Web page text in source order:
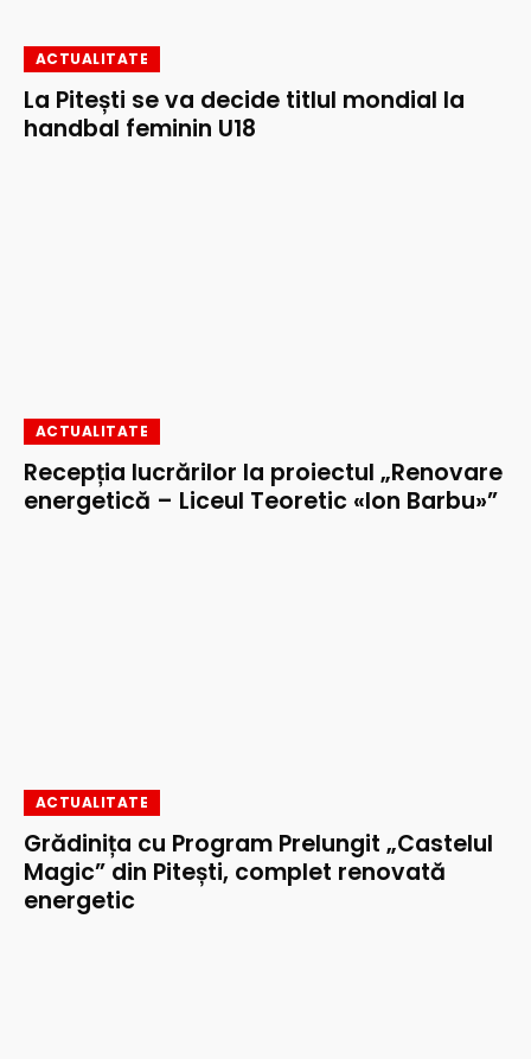
ACTUALITATE
La Pitești se va decide titlul mondial la
handbal feminin U18
ACTUALITATE
Recepția lucrărilor la proiectul „Renovare
energetică – Liceul Teoretic «Ion Barbu»”
ACTUALITATE
Grădinița cu Program Prelungit „Castelul
Magic” din Pitești, complet renovată
energetic